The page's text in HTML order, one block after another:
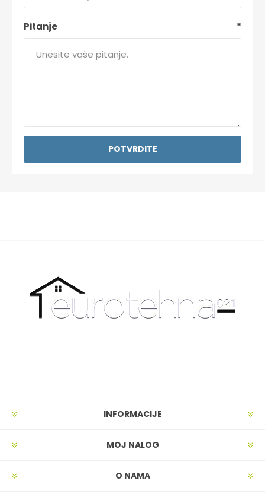
Pitanje *
POTVRDITE
INFORMACIJE
MOJ NALOG
O NAMA